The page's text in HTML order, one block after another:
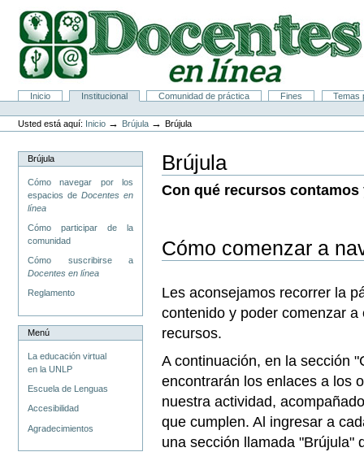
contenido.
Saltar
Secciones
Inicio Institucional Comunidad de práctica Fines
Temas
Personales
Usted está aquí: Inicio → Brújula →Brújula
Brújula
Cómo navegar por los
espacios deDocentes en
línea
Cómo participar de la
comunidad
Cómo suscribirse a
Docentes en línea
Reglamento
Menú
La educación virtual
en la UNLP
Escuela de Lenguas
Accesibilidad
Agradecimientos
Brújula
Con qué recursos
Cómo comenzar a
Les aconsejamos recorrer la
contenido y poder comenzar
recursos.
A continuación, en la sección
encontrarán los enlaces a los
nuestra actividad,
que cumplen. Al ingresar a
una sección llamada "Brújula"